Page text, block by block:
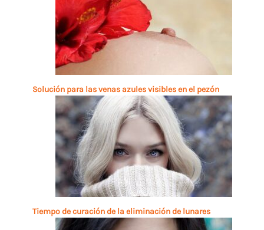
Solución para las venas azules visibles en el pezón
Tiempo de curación de la eliminación de lunares